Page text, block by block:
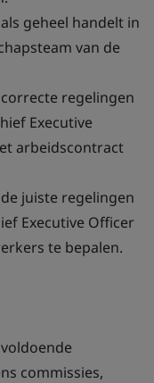
geheel handelt in
van de
regelingen
Executive
arbeidscontract
juiste regelingen
Executive Officer
te bepalen.
commissies,